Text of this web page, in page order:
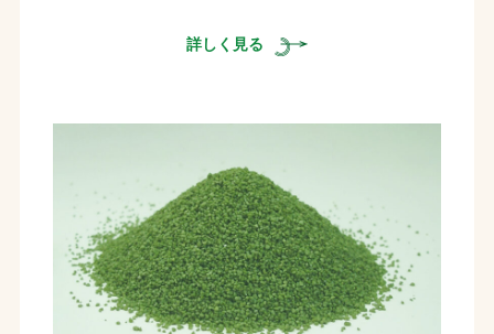
詳しく見る